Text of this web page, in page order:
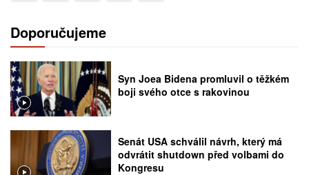
Doporučujeme
Syn Joea Bidena promluvil o těžkém
boji svého otce s rakovinou
Senát USA schválil návrh, který má
odvrátit shutdown před volbami do
Kongresu